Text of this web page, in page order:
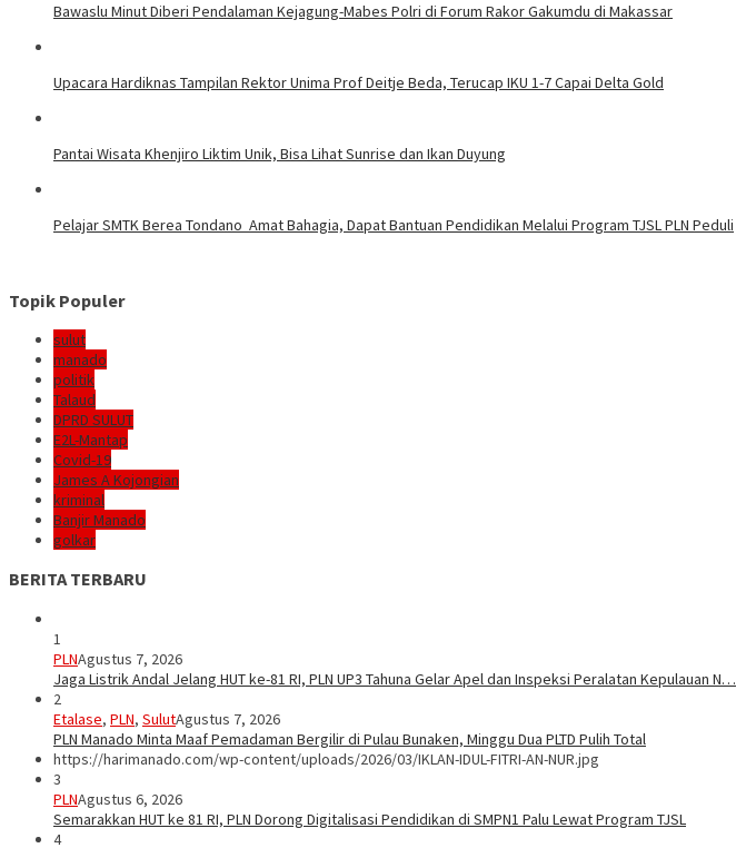
Bawaslu Minut Diberi Pendalaman Kejagung-Mabes Polri di Forum Rakor Gakumdu di Makassar
Upacara Hardiknas Tampilan Rektor Unima Prof Deitje Beda, Terucap IKU 1-7 Capai Delta Gold
Pantai Wisata Khenjiro Liktim Unik, Bisa Lihat Sunrise dan Ikan Duyung
Pelajar SMTK Berea Tondano Amat Bahagia, Dapat Bantuan Pendidikan Melalui Program TJSL PLN Peduli
Topik Populer
sulut
manado
politik
Talaud
DPRD SULUT
E2L-Mantap
Covid-19
James A Kojongian
kriminal
Banjir Manado
golkar
BERITA TERBARU
1
PLNAgustus 7, 2026
Jaga Listrik Andal Jelang HUT ke-81 RI, PLN UP3 Tahuna Gelar Apel dan Inspeksi Peralatan Kepulauan N…
2
Etalase, PLN, SulutAgustus 7, 2026
PLN Manado Minta Maaf Pemadaman Bergilir di Pulau Bunaken, Minggu Dua PLTD Pulih Total
https://harimanado.com/wp-content/uploads/2026/03/IKLAN-IDUL-FITRI-AN-NUR.jpg
3
PLNAgustus 6, 2026
Semarakkan HUT ke 81 RI, PLN Dorong Digitalisasi Pendidikan di SMPN1 Palu Lewat Program TJSL
4